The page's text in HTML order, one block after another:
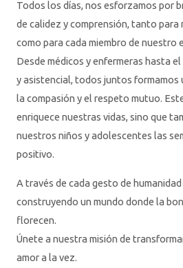
Todos los días, nos esforzamos por
de calidez y comprensión, tanto
como para cada miembro de nuestro
Desde médicos y enfermeras hasta
y asistencial, todos juntos formamos
la compasión y el respeto mutuo.
enriquece nuestras vidas, sino que
nuestros niños y adolescentes las
positivo.
A través de cada gesto de
construyendo un mundo donde la
florecen.
Únete a nuestra misión de
amor a la vez.